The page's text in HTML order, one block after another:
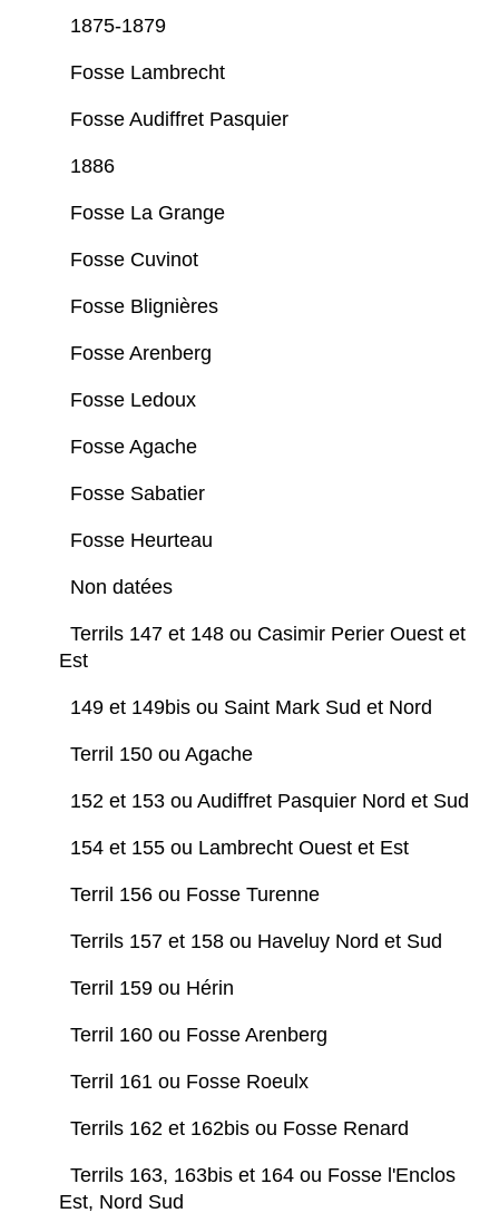
1875-1879
Fosse Lambrecht
Fosse Audiffret Pasquier
1886
Fosse La Grange
Fosse Cuvinot
Fosse Blignières
Fosse Arenberg
Fosse Ledoux
Fosse Agache
Fosse Sabatier
Fosse Heurteau
Non datées
Terrils 147 et 148 ou Casimir Perier Ouest et
Est
149 et 149bis ou Saint Mark Sud et Nord
Terril 150 ou Agache
152 et 153 ou Audiffret Pasquier Nord et Sud
154 et 155 ou Lambrecht Ouest et Est
Terril 156 ou Fosse Turenne
Terrils 157 et 158 ou Haveluy Nord et Sud
Terril 159 ou Hérin
Terril 160 ou Fosse Arenberg
Terril 161 ou Fosse Roeulx
Terrils 162 et 162bis ou Fosse Renard
Terrils 163, 163bis et 164 ou Fosse l'Enclos
Est, Nord Sud